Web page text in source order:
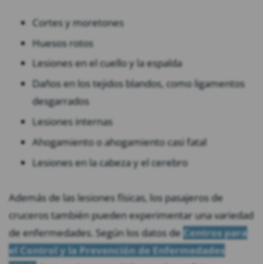
Cortes y moretones
Huesos rotos
Lesiones en el cuello y la espalda
Daños en los tejidos blandos, como ligamentos
desgarrados
Lesiones internas
Ahogamiento o ahogamiento casi fatal
Lesiones en la cabeza y el cerebro
Además de las lesiones físicas, los pasajeros de
cruceros también pueden experimentar una variedad
de enfermedades. Según los datos deCentros para
el Control y la Prevención de Enfermedades